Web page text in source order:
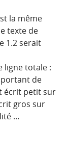
la même
texte de
1.2 serait
ligne totale :
de
écrit petit sur
gros sur
…